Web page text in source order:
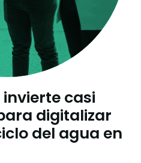
casi
digitalizar
del agua en